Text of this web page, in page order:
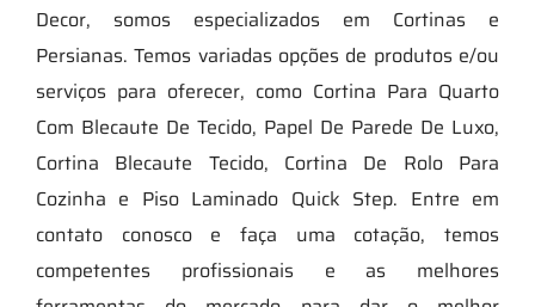
Decor, somos especializados em Cortinas e
Persianas. Temos variadas opções de produtos e/ou
serviços para oferecer, como Cortina Para Quarto
Com Blecaute De Tecido, Papel De Parede De Luxo,
Cortina Blecaute Tecido, Cortina De Rolo Para
Cozinha e Piso Laminado Quick Step. Entre em
contato conosco e faça uma cotação, temos
competentes profissionais e as melhores